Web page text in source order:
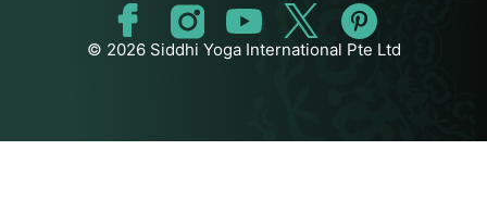
© 2026 Siddhi Yoga International Pte Ltd